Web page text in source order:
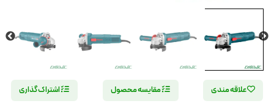
علاقه مندی مقایسه محصول اشتراک گذاری